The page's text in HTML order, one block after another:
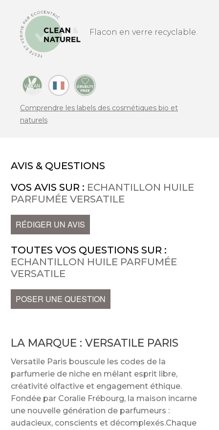
Flacon en verre recyclable.
Comprendre les labels des cosmétiques bio et
naturels
AVIS & QUESTIONS
VOS AVIS SUR : ECHANTILLON HUILE
PARFUMÉE VERSATILE
RÉDIGER UN AVIS
TOUTES VOS QUESTIONS SUR :
ECHANTILLON HUILE PARFUMÉE
VERSATILE
POSER UNE QUESTION
LA MARQUE :VERSATILE PARIS
Versatile Paris bouscule les codes de la
parfumerie de niche en mêlant esprit libre,
créativité olfactive et engagement éthique.
Fondée par Coralie Frébourg, la maison incarne
une nouvelle génération de parfumeurs :
audacieux, conscients et décomplexés.Chaque